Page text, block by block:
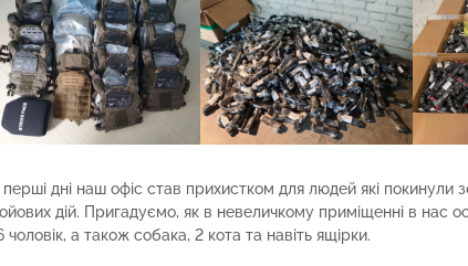
перші дні наш офіс став прихистком для людей які покинули
дій. Пригадуємо, як в невеличкому приміщенні в нас
чоловік, а також собака, 2 кота та навіть ящірки.